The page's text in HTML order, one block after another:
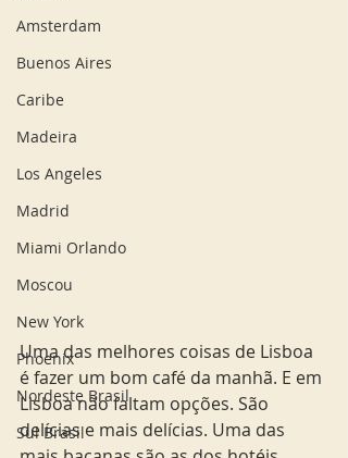
Amsterdam
Buenos Aires
Caribe
Madeira
Los Angeles
Madrid
Miami Orlando
Moscou
New York
Phoenix
Nordeste Brasil
Sul Brasil
Uma das melhores coisas de Lisboa
é fazer um bom café da manhã. E em
Lisboa não faltam opções. São
delícias e mais delícias. Uma das